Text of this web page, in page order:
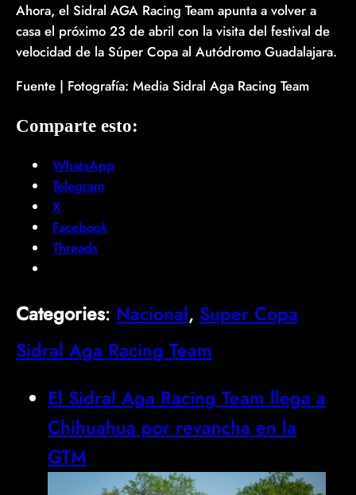
Ahora, el Sidral AGA Racing Team apunta a volver a
casa el próximo 23 de abril con la visita del festival de
velocidad de la Súper Copa al Autódromo Guadalajara.
Fuente | Fotografía: Media Sidral Aga Racing Team
Comparte esto:
WhatsApp
Telegram
X
Facebook
Threads
Categories: Nacional, Super Copa
Sidral Aga Racing Team
El Sidral Aga Racing Team llega a
Chihuahua por revancha en la
GTM